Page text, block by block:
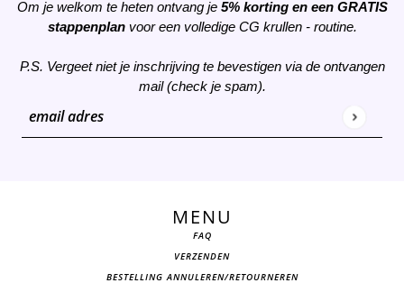
Om je welkom te heten ontvang je 5% korting en een GRATIS
stappenplanvoor een volledige CG krullen - routine.
P.S. Vergeet niet je inschrijving te bevestigen via de ontvangen
mail (check je spam).
email adres
Deze site wordt beschermd door hCaptcha en het privacybeleid
MENU
FAQ
VERZENDEN
BESTELLING ANNULEREN/RETOURNEREN